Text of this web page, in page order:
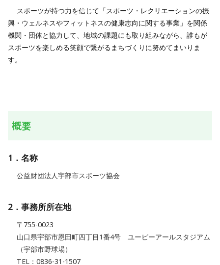
スポーツが持つ力を信じて「スポーツ・レクリエーションの振
興・ウェルネスやフィットネスの健康志向に関する事業」を関係
機関・団体と協力して、地域の課題にも取り組みながら、誰もが
スポーツを楽しめる笑顔で繋がるまちづくりに努めてまいりま
す。
概要
1．名称
公益財団法人宇部市スポーツ協会
2．事務所所在地
〒755-0023
山口県宇部市恩田町四丁目1番4号 ユーピーアールスタジアム
（宇部市野球場）
TEL：0836-31-1507